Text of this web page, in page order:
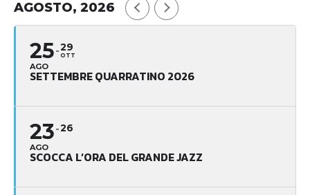
AGOSTO, 2026
25
AGO
29
OTT
SETTEMBRE QUARRATINO 2026
23
AGO
26
SCOCCA L’ORA DEL GRANDE JAZZ